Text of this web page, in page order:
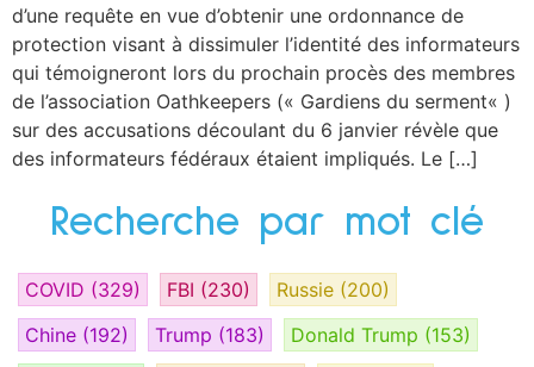
d’une requête en vue d’obtenir une ordonnance de
protection visant à dissimuler l’identité des informateurs
qui témoigneront lors du prochain procès des membres
de l’association Oathkeepers (« Gardiens du serment« )
sur des accusations découlant du 6 janvier révèle que
des informateurs fédéraux étaient impliqués. Le […]
Recherche par mot clé
COVID (329) FBI (230) Russie (200)
Chine (192) Trump (183) Donald Trump (153)